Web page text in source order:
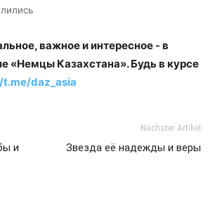
важное и интересное - в
«Немцы Казахстана». Будь в курсе
daz_asia
и
Nächster Artikel
Звезда её надежды и веры